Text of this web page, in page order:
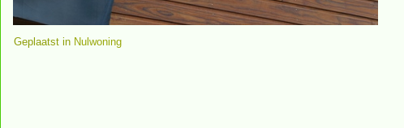
Geplaatst in Nulwoning